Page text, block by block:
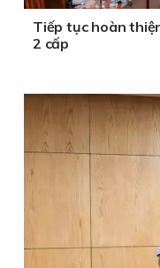
Tiếp tục hoàn
2 cấp